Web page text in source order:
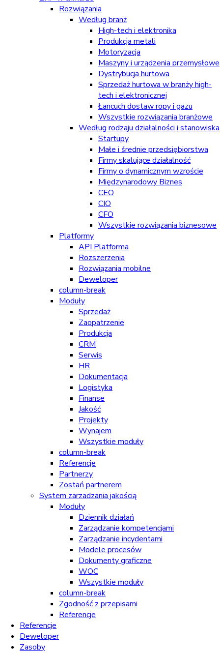
Rozwiązania
Według branż
High-tech i elektronika
Produkcja metali
Motoryzacja
Maszyny i urządzenia przemysłowe
Dystrybucja hurtowa
Sprzedaż hurtowa w branży high-
tech i elektronicznej
Łancuch dostaw ropy i gazu
Wszystkie rozwiązania branżowe
Według rodzaju działalności i stanowiska
Startupy
Małe i średnie przedsiębiorstwa
Firmy skalujące działalność
Firmy o dynamicznym wzroście
Międzynarodowy Biznes
CEO
CIO
CFO
Wszystkie rozwiązania biznesowe
Platformy
API Platforma
Rozszerzenia
Rozwiązania mobilne
Deweloper
column-break
Moduły
Sprzedaż
Zaopatrzenie
Produkcja
CRM
Serwis
HR
Dokumentacja
Logistyka
Finanse
Jakość
Projekty
Wynajem
Wszystkie moduły
column-break
Referencje
Partnerzy
Zostań partnerem
System zarzadzania jakością
Moduły
Dziennik działań
Zarządzanie kompetencjami
Zarządzanie incydentami
Modele procesów
Dokumenty graficzne
WOC
Wszystkie moduły
column-break
Zgodność z przepisami
Referencje
Referencje
Deweloper
Zasoby